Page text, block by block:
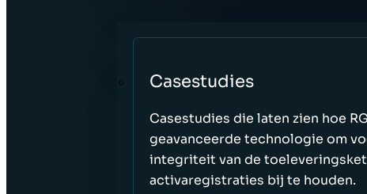
Casestudies
Casestudies die laten zien hoe
geavanceerde technologie om
integriteit van de
activaregistraties bij te houden.